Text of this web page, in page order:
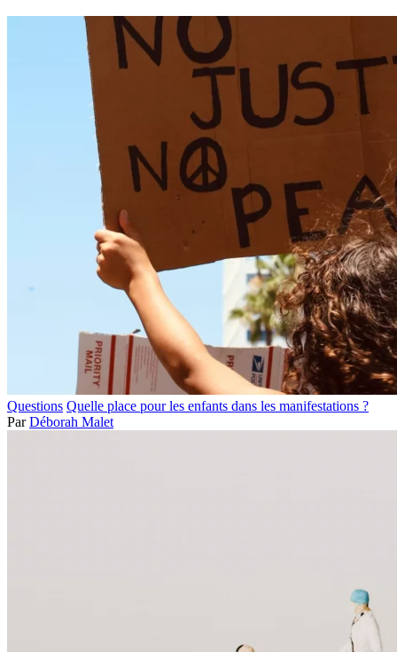
Questions Quelle place pour les enfants dans les manifestations ?
Par Déborah Malet